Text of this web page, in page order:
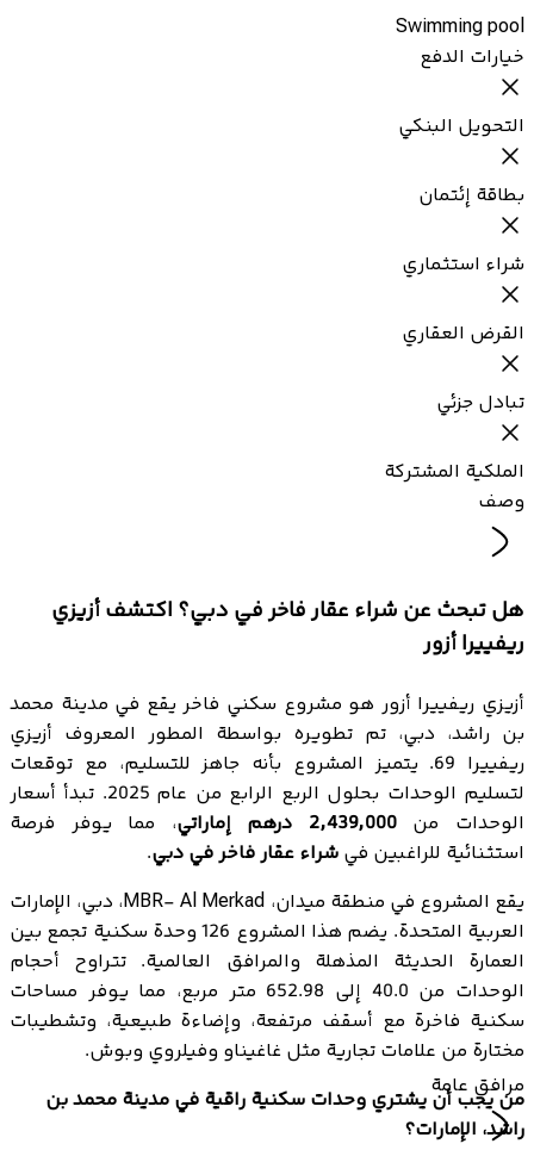
Swimming pool
خيارات الدفع
التحويل البنكي
بطاقة إئتمان
شراء استثماري
القرض العقاري
تبادل جزئي
الملكية المشتركة
وصف
هل تبحث عن شراء عقار فاخر في دبي؟ اكتشف أزيزي
ريفييرا أزور
أزيزي ريفييرا أزور هو مشروع سكني فاخر يقع في مدينة محمد
بن راشد، دبي، تم تطويره بواسطة المطور المعروف أزيزي
ريفييرا 69. يتميز المشروع بأنه جاهز للتسليم، مع توقعات
لتسليم الوحدات بحلول الربع الرابع من عام 2025. تبدأ أسعار
الوحدات من2,439,000 درهم إماراتي
، مما يوفر فرصة
استثنائية للراغبين في شراء عقار فاخر في دبي.
يقع المشروع في منطقة ميدان، MBR- Al Merkad، دبي، الإمارات
العربية المتحدة. يضم هذا المشروع 126 وحدة سكنية تجمع بين
العمارة الحديثة المذهلة والمرافق العالمية. تتراوح أحجام
الوحدات من 40.0 إلى 652.98 متر مربع، مما يوفر مساحات
سكنية فاخرة مع أسقف مرتفعة، وإضاءة طبيعية، وتشطيبات
مختارة من علامات تجارية مثل غاغيناو وفيلروي وبوش.
من يجب أن يشتري وحدات سكنية راقية في مدينة محمد بن
راشد، الإمارات؟
مرافق عامة